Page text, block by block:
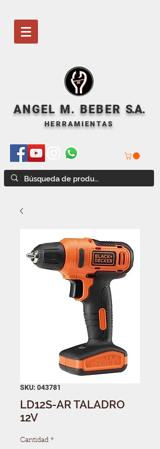
ANGEL M. BEBER S.A.
HERRAMIENTAS
SKU: 043781
LD12S-AR TALADRO
12V
Cantidad *